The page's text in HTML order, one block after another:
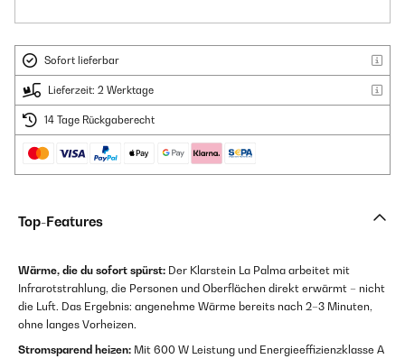
Sofort lieferbar
Lieferzeit: 2 Werktage
14 Tage Rückgaberecht
Top-Features
Wärme, die du sofort spürst: Der Klarstein La Palma arbeitet mit
Infrarotstrahlung, die Personen und Oberflächen direkt erwärmt – nicht
die Luft. Das Ergebnis: angenehme Wärme bereits nach 2–3 Minuten,
ohne langes Vorheizen.
Stromsparend heizen: Mit 600 W Leistung und Energieeffizienzklasse A